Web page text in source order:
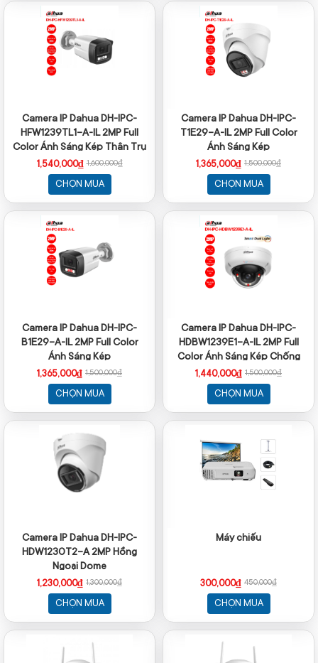
Camera IP Dahua DH-IPC-
HFW1239TL1-A-IL 2MP Full
Color Ánh Sáng Kép Thân Trụ
1,540,000₫ 1,600,000₫
CHỌN MUA
Camera IP Dahua DH-IPC-
T1E29-A-IL 2MP Full Color
Ánh Sáng Kép
1,365,000₫ 1,500,000₫
CHỌN MUA
Camera IP Dahua DH-IPC-
B1E29-A-IL 2MP Full Color
Ánh Sáng Kép
1,365,000₫ 1,500,000₫
CHỌN MUA
Camera IP Dahua DH-IPC-
HDBW1239E1-A-IL 2MP Full
Color Ánh Sáng Kép Chống
Va Đập
1,440,000₫ 1,500,000₫
CHỌN MUA
Camera IP Dahua DH-IPC-
HDW1230T2-A 2MP Hồng
Ngoại Dome
1,230,000₫ 1,300,000₫
CHỌN MUA
Máy chiếu
300,000₫ 450,000₫
CHỌN MUA